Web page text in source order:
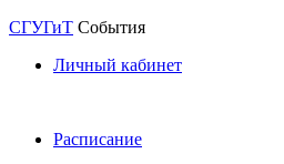
СГУГиТ События
Личный кабинет
Расписание